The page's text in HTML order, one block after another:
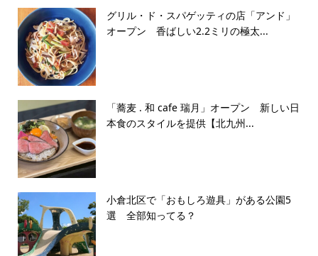
グリル・ド・スパゲッティの店「アンド」
オープン 香ばしい2.2ミリの極太...
「蕎麦 . 和 cafe 瑞月」オープン 新しい日
本食のスタイルを提供【北九州...
小倉北区で「おもしろ遊具」がある公園5
選 全部知ってる？